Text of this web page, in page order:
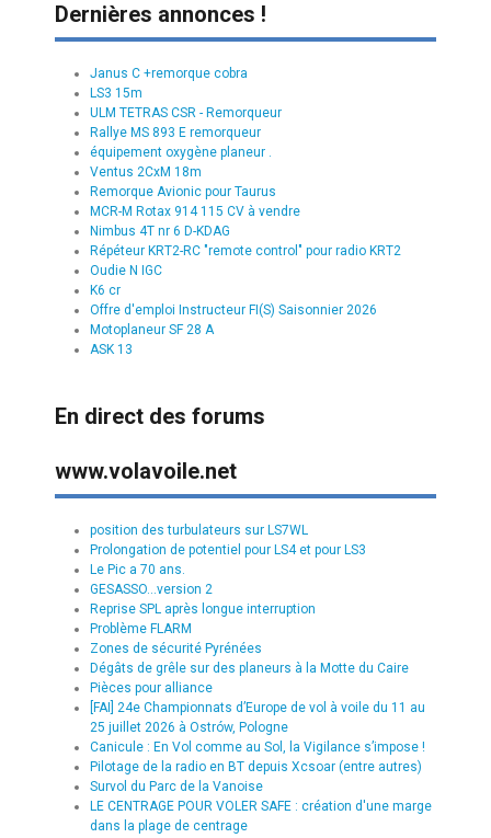
Dernières annonces !
Janus C +remorque cobra
LS3 15m
ULM TETRAS CSR - Remorqueur
Rallye MS 893 E remorqueur
équipement oxygène planeur .
Ventus 2CxM 18m
Remorque Avionic pour Taurus
MCR-M Rotax 914 115 CV à vendre
Nimbus 4T nr 6 D-KDAG
Répéteur KRT2-RC "remote control" pour radio KRT2
Oudie N IGC
K6 cr
Offre d'emploi Instructeur FI(S) Saisonnier 2026
Motoplaneur SF 28 A
ASK 13
En direct des forums
www.volavoile.net
position des turbulateurs sur LS7WL
Prolongation de potentiel pour LS4 et pour LS3
Le Pic a 70 ans.
GESASSO...version 2
Reprise SPL après longue interruption
Problème FLARM
Zones de sécurité Pyrénées
Dégâts de grêle sur des planeurs à la Motte du Caire
Pièces pour alliance
[FAI] 24e Championnats d’Europe de vol à voile du 11 au
25 juillet 2026 à Ostrów, Pologne
Canicule : En Vol comme au Sol, la Vigilance s’impose !
Pilotage de la radio en BT depuis Xcsoar (entre autres)
Survol du Parc de la Vanoise
LE CENTRAGE POUR VOLER SAFE : création d'une marge
dans la plage de centrage